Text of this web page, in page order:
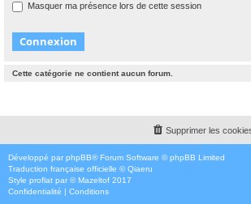
Masquer ma présence lors de cette session
Cette catégorie ne contient aucun forum.
Supprimer les
Développé par phpBB® Forum Software © phpBB Limited
Traduction française officielle ©Qiaeru
Style proflat par ©Mazeltof 2017
Confidentialité | Conditions